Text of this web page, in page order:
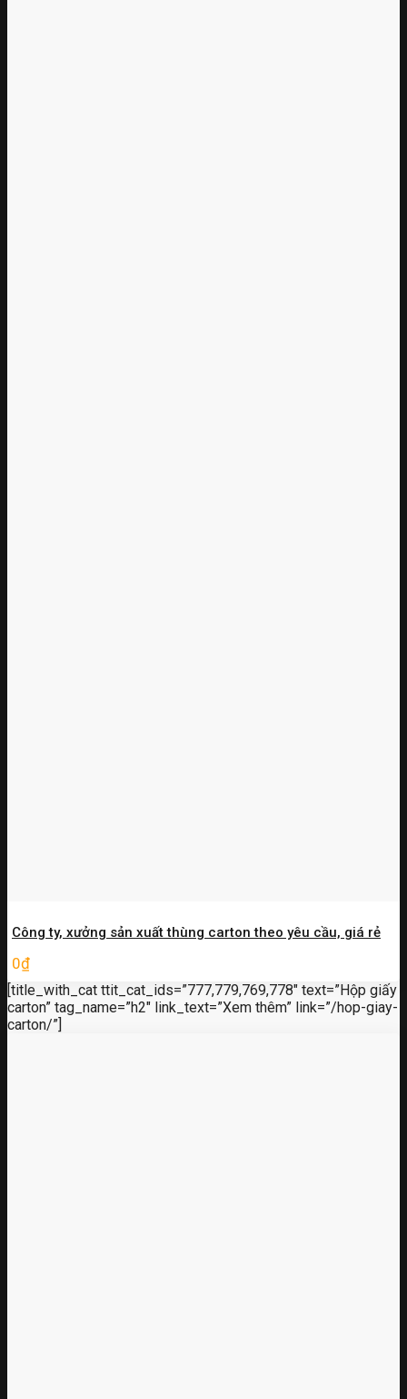
Công ty, xưởng sản xuất thùng carton theo yêu cầu, giá rẻ
0₫
[title_with_cat ttit_cat_ids=”777,779,769,778″ text=”Hộp giấy
carton” tag_name=”h2″ link_text=”Xem thêm” link=”/hop-giay-
carton/”]